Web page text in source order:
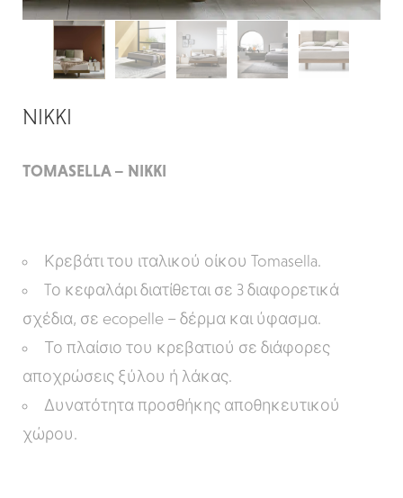
NIKKI
TOMASELLA – NIKKI
Κρεβάτι του ιταλικού οίκου Tomasella.
Tο κεφαλάρι διατίθεται σε 3 διαφορετικά
σχέδια, σε ecopelle – δέρμα και ύφασμα.
Το πλαίσιο του κρεβατιού σε διάφορες
αποχρώσεις ξύλου ή λάκας.
Δυνατότητα προσθήκης αποθηκευτικού
χώρου.